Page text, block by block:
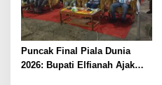
Puncak Final Piala Dunia
2026: Bupati Elfianah Ajak